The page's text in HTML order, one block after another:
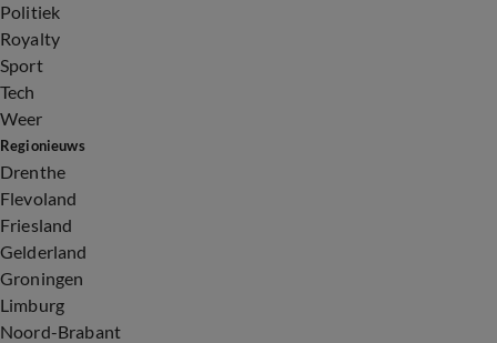
Politiek
Royalty
Sport
Tech
Weer
Regionieuws
Drenthe
Flevoland
Friesland
Gelderland
Groningen
Limburg
Noord-Brabant